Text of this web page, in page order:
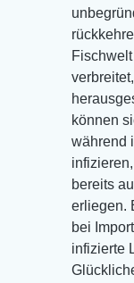
können
während
bereits
erliegen.
bei
infizierte